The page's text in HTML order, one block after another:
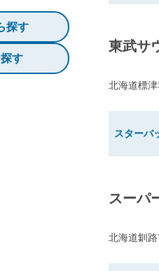
探す
す
東武サ
北海道標
スターバ
スーパ
北海道釧